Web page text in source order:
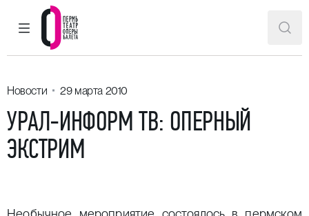
ГЛАВНОЕ МЕНЮ
Пермский театр оперы и балета
Новости 29 марта 2010
УРАЛ-ИНФОРМ ТВ: ОПЕРНЫЙ
ЭКСТРИМ